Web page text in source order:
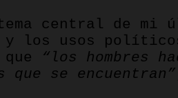
central de
y los usos
que
“los hombres
que se encuentran”